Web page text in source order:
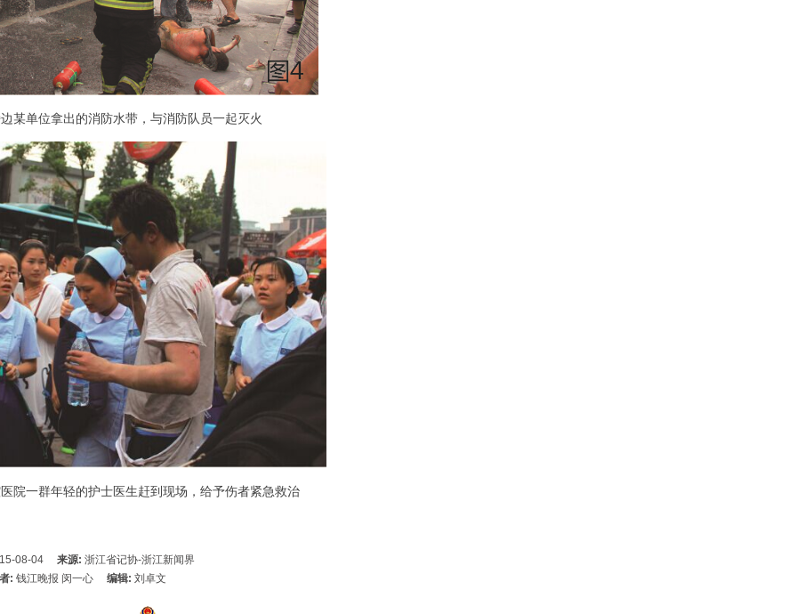
某单位拿出的消防水带，与消防队员一起灭火
院一群年轻的护士医生赶到现场，给予伤者紧急救治
08-04 来源: 浙江省记协-浙江新闻界
: 钱江晚报 闵一心 编辑: 刘卓文